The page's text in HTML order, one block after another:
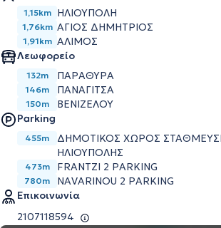
1,15km ΗΛΙΟΥΠΟΛΗ
1,76km ΑΓΙΟΣ ΔΗΜΗΤΡΙΟΣ
1,91km ΑΛΙΜΟΣ
Λεωφορείο
132m ΠΑΡΑΘΥΡΑ
146m ΠΑΝΑΓΙΤΣΑ
150m
ΒΕΝΙΖΕΛΟΥ
Parking
455m
ΔΗΜΟΤΙΚΟΣ ΧΩΡΟΣ
ΗΛΙΟΥΠΟΛΗΣ
473m FRANTZI 2 PARKING
780m
NAVARINOU 2 PARKING
Επικοινωνία
2107118594